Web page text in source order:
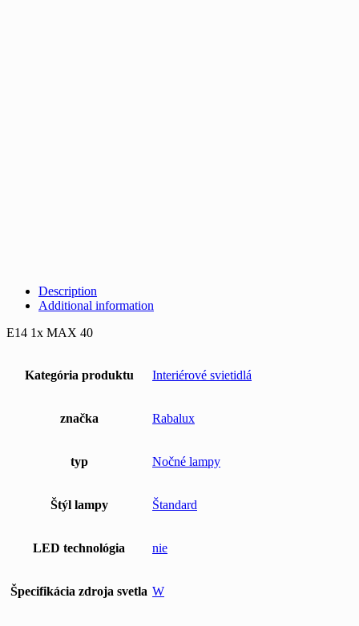
Description
Additional information
E14 1x MAX 40
Kategória produktu Interiérové svietidlá
značka Rabalux
typ Nočné lampy
Štýl lampy Štandard
LED technológia nie
Špecifikácia zdroja svetla W